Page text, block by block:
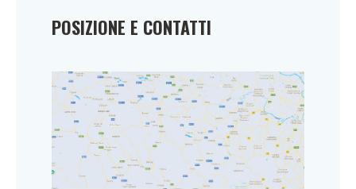
POSIZIONE E CONTATTI